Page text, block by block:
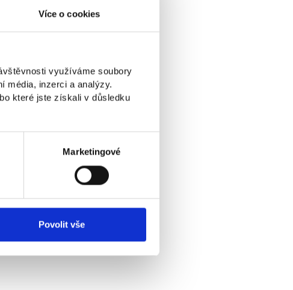
Více o cookies
využíváme soubory
média, inzerci a analýzy.
které jste získali v důsledku
Marketingové
Povolit vše